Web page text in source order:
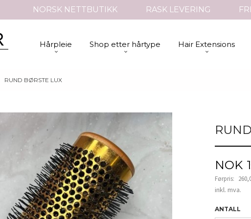
NORSK NETTBUTIKK RASK LEVERING
Hårpleie Shop etter hårtype Hair Extensions
RUND BØRSTE LUX
NOK
Førpris:
Rabatt
inkl. mva.
ANTALL